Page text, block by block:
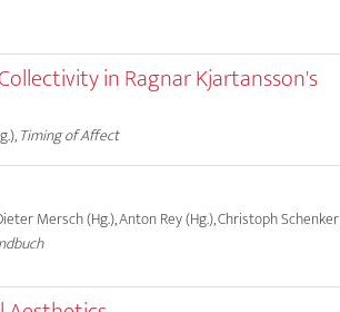
in Ragnar Kjartansson's
Timing of Affect
Mersch (Hg.), Anton Rey (Hg.), Christoph Schenker